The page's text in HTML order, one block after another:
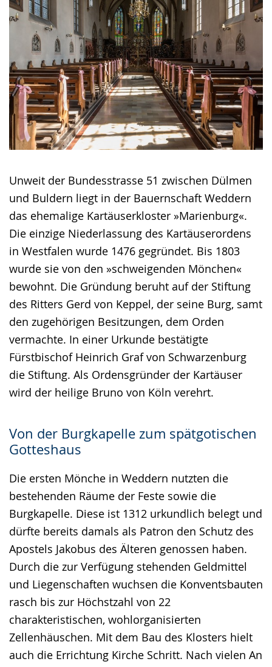
Unweit der Bundesstrasse 51 zwischen Dülmen
und Buldern liegt in der Bauernschaft Weddern
das ehemalige Kartäuserkloster »Marienburg«.
Die einzige Niederlassung des Kartäuserordens
in Westfalen wurde 1476 gegründet. Bis 1803
wurde sie von den »schweigenden Mönchen«
bewohnt. Die Gründung beruht auf der Stiftung
des Ritters Gerd von Keppel, der seine Burg, samt
den zugehörigen Besitzungen, dem Orden
vermachte. In einer Urkunde bestätigte
Fürstbischof Heinrich Graf von Schwarzenburg
die Stiftung. Als Ordensgründer der Kartäuser
wird der heilige Bruno von Köln verehrt.
Von der Burgkapelle zum spätgotischen
Gotteshaus
Die ersten Mönche in Weddern nutzten die
bestehenden Räume der Feste sowie die
Burgkapelle. Diese ist 1312 urkundlich belegt und
dürfte bereits damals als Patron den Schutz des
Apostels Jakobus des Älteren genossen haben.
Durch die zur Verfügung stehenden Geldmittel
und Liegenschaften wuchsen die Konventsbauten
rasch bis zur Höchstzahl von 22
charakteristischen, wohlorganisierten
Zellenhäuschen. Mit dem Bau des Klosters hielt
auch die Errichtung Kirche Schritt. Nach vielen An